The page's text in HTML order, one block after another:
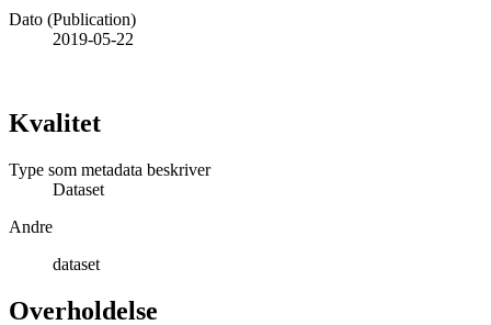
Dato (Publication)
2019-05-22
Kvalitet
Type som metadata beskriver
Dataset
Andre
dataset
Overholdelse